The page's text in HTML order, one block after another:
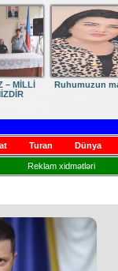
– MİLLİ
Ruhumuzun
Turan Dünya
Reklam xidmətləri